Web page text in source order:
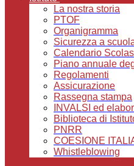
La nostra storia
PTOF
Organigramma
Sicurezza a
Calendario
Piano annuale
Regolamenti
Assicurazione
Rassegna stampa
INVALSI ed
Biblioteca di
PNRR
COESIONE
Whistleblowing